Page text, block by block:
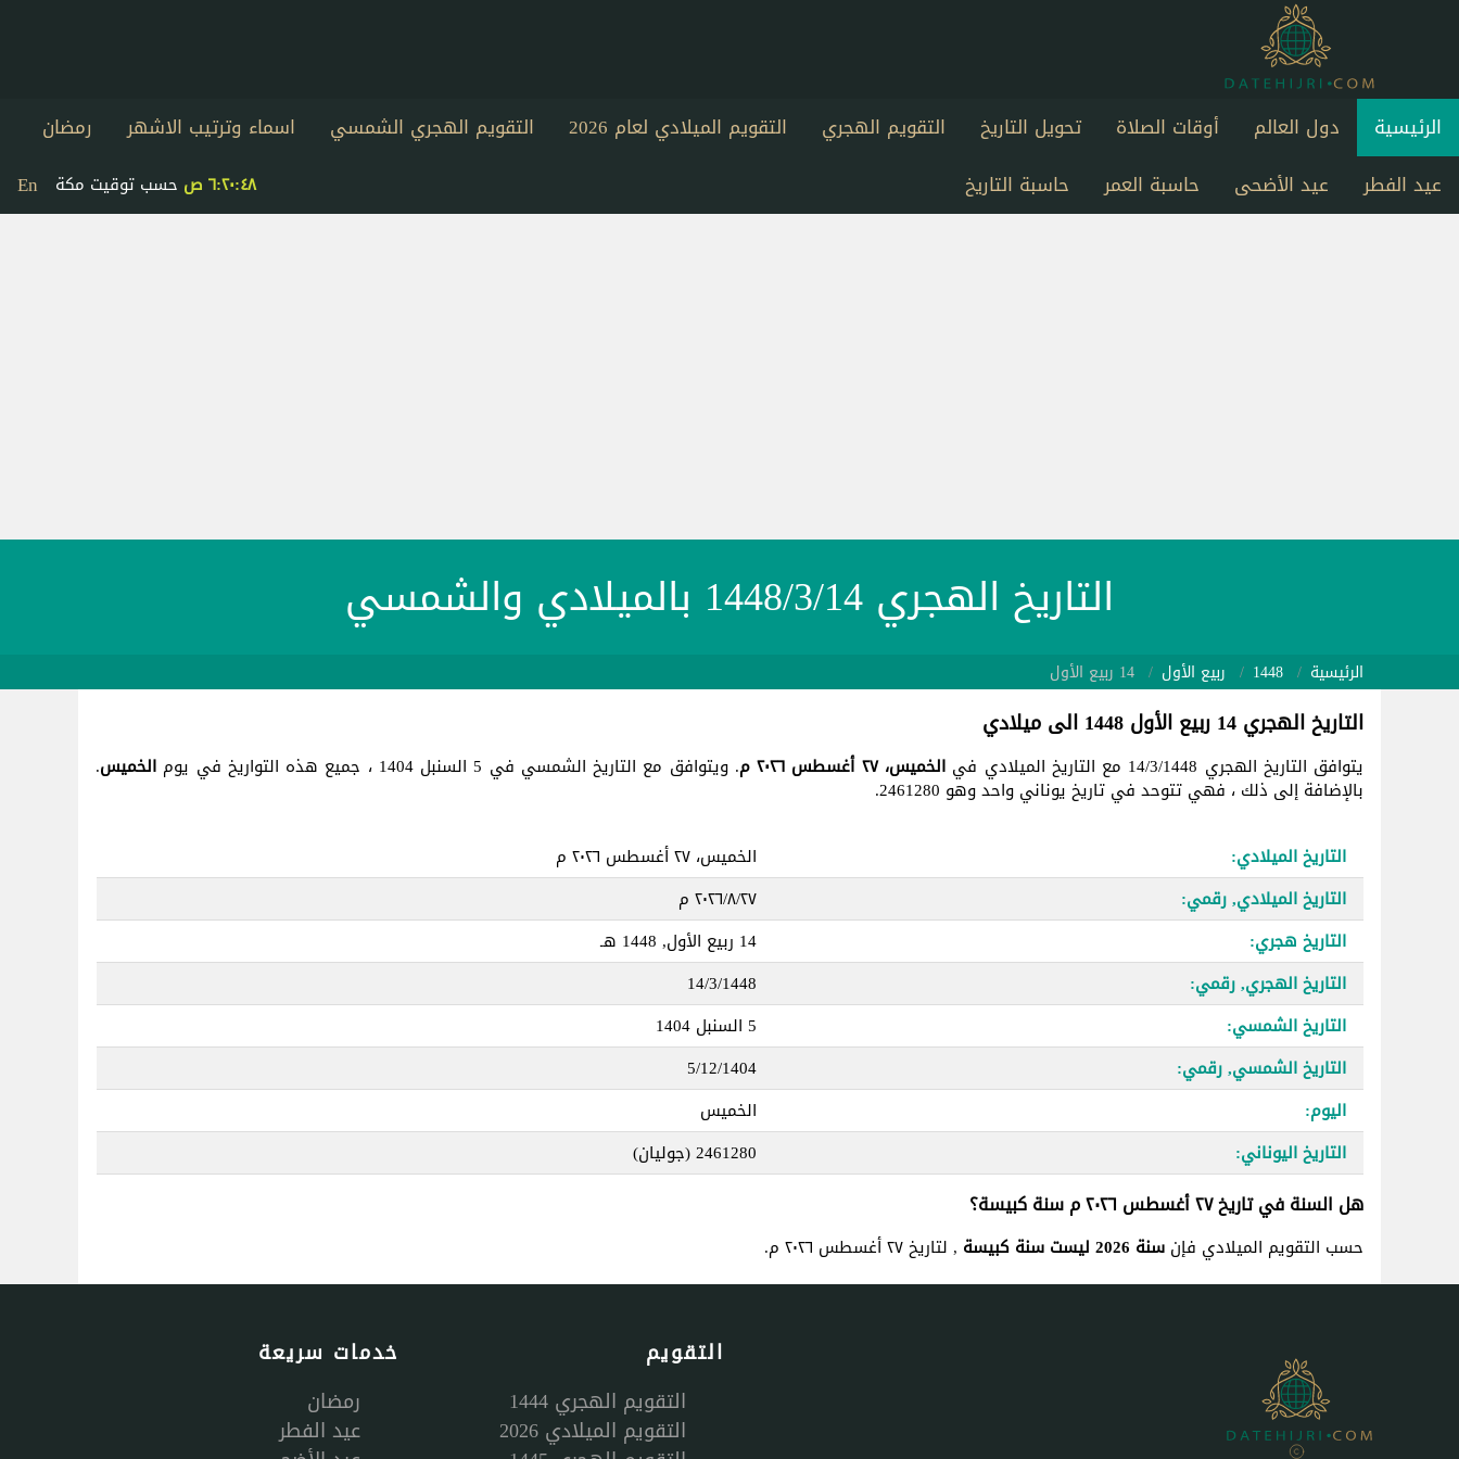
الرئيسية دول العالم أوقات الصلاة تحويل التاريخ التقويم الهجري التقويم الميلادي لعام 2026 التقويم الهجري الشمسي اسماء وترتيب الاشهر
رمضان
عيد الفطر
عيد الأضحى حاسبة العمر حاسبة التاريخ En ٦:٢٠:٤٩ ص حسب توقيت مكة
التاريخ الهجري 1448/3/14 بالميلادي والشمسي
الرئيسية 1448 ربيع الأول 14 ربيع الأول
التاريخ الهجري 14 ربيع الأول 1448 الى ميلادي
يتوافق التاريخ الهجري 14/3/1448 مع التاريخ الميلادي في الخميس، ٢٧ أغسطس ٢٠٢٦ م . ويتوافق مع التاريخ الشمسي في 5 السنبل 1404 ، جميع هذه التواريخ في يوم الخميس.
بالإضافة إلى ذلك ، فهي تتوحد في تاريخ يوناني واحد وهو 2461280.
التاريخ الميلادي:
الخميس، ٢٧ أغسطس ٢٠٢٦ م
التاريخ الميلادي, رقمي:
٢٧‏/٨‏/٢٠٢٦ م
التاريخ هجري:
14 ربيع الأول, 1448 هـ
التاريخ الهجري, رقمي:
14/3/1448
التاريخ الشمسي:
5 السنبل 1404
التاريخ الشمسي, رقمي:
5/12/1404
اليوم:
الخميس
التاريخ اليوناني:
2461280(جوليان)
هل السنة في تاريخ ٢٧ أغسطس ٢٠٢٦ م سنة كبيسة؟
حسب التقويم الميلادي فإن سنة 2026 ليست سنة كبيسة , لتاريخ ٢٧ أغسطس ٢٠٢٦ م.
التقويم
التقويم الهجري 1444
التقويم الميلادي 2026
خدمات سريعة
رمضان
عيد الفطر